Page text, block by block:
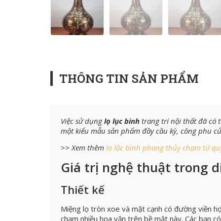
THÔNG TIN SẢN PHẨM
Việc sử dụnglọ lục bình trang trí nội thất đã có
một kiểu mẫu sản phẩm đầy cầu kỳ, công phu
>> Xem thêm lọ lộc bình phong thủy chạm tứ
Giá trị nghệ thuật trong
Thiết kế
Miệng lọ tròn xoe và mặt cạnh có đường viền
chạm nhiều hoa văn trên bề mặt này. Các bạn